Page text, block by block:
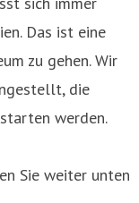
Das ist eine
zu gehen. Wir
die
werden.
Sie weiter unten